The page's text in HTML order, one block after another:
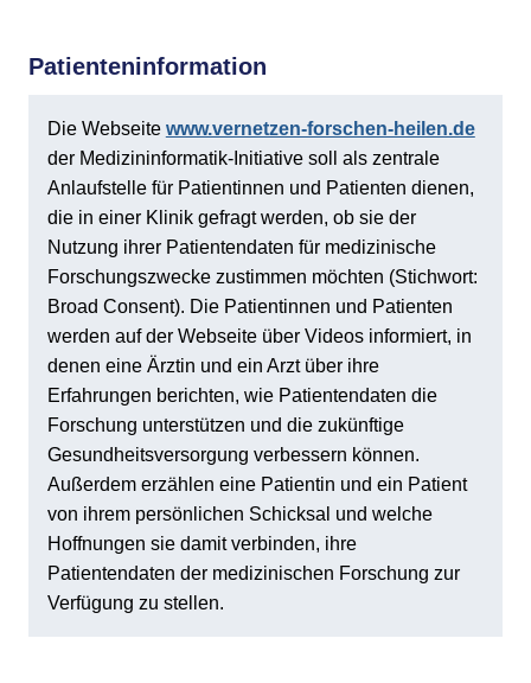
Patienteninformation
Die Webseite www.vernetzen-forschen-heilen.de
der Medizininformatik-Initiative soll als zentrale
Anlaufstelle für Patientinnen und Patienten dienen,
die in einer Klinik gefragt werden, ob sie der
Nutzung ihrer Patientendaten für medizinische
Forschungszwecke zustimmen möchten (Stichwort:
Broad Consent). Die Patientinnen und Patienten
werden auf der Webseite über Videos informiert, in
denen eine Ärztin und ein Arzt über ihre
Erfahrungen berichten, wie Patientendaten die
Forschung unterstützen und die zukünftige
Gesundheitsversorgung verbessern können.
Außerdem erzählen eine Patientin und ein Patient
von ihrem persönlichen Schicksal und welche
Hoffnungen sie damit verbinden, ihre
Patientendaten der medizinischen Forschung zur
Verfügung zu stellen.